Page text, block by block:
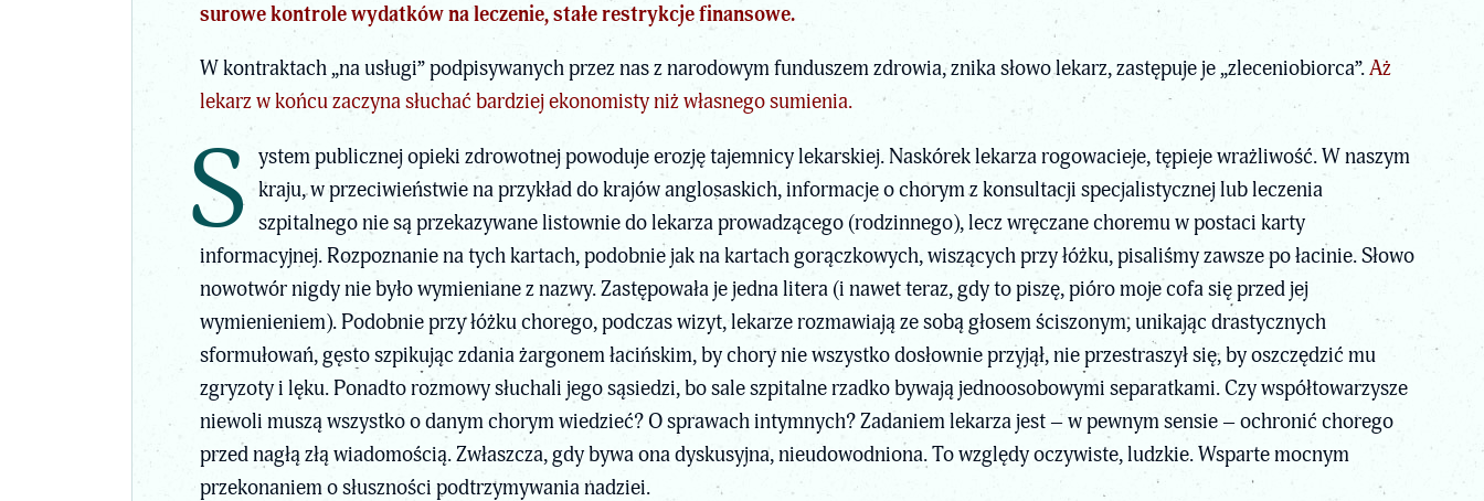
surowe kontrole wydatków na leczenie, stałe restrykcje finansowe.
W kontraktach „na usługi” podpisywanych przez nas z narodowym funduszem zdrowia, znika słowo lekarz, zastępuje je „zleceniobiorca”.Aż
lekarz w końcu zaczyna słuchać bardziej ekonomisty niż własnego sumienia.
S ystem publicznej opieki zdrowotnej powoduje erozję tajemnicy lekarskiej. Naskórek lekarza rogowacieje, tępieje wrażliwość. W naszym
kraju, w przeciwieństwie na przykład do krajów anglosaskich, informacje o chorym z konsultacji specjalistycznej lub leczenia
szpitalnego nie są przekazywane listownie do lekarza prowadzącego (rodzinnego), lecz wręczane choremu w postaci karty
informacyjnej. Rozpoznanie na tych kartach, podobnie jak na kartach gorączkowych, wiszących przy łóżku, pisaliśmy zawsze po łacinie. Słowo
nowotwór nigdy nie było wymieniane z nazwy. Zastępowała je jedna litera (i nawet teraz, gdy to piszę, pióro moje cofa się przed jej
wymienieniem). Podobnie przy łóżku chorego, podczas wizyt, lekarze rozmawiają ze sobą głosem ściszonym, unikając drastycznych
sformułowań, gęsto szpikując zdania żargonem łacińskim, by chory nie wszystko dosłownie przyjął, nie przestraszył się, by oszczędzić mu
zgryzoty i lęku. Ponadto rozmowy słuchali jego sąsiedzi, bo sale szpitalne rzadko bywają jednoosobowymi separatkami. Czy współtowarzysze
niewoli muszą wszystko o danym chorym wiedzieć? O sprawach intymnych? Zadaniem lekarza jest – w pewnym sensie – ochronić chorego
przed nagłą złą wiadomością. Zwłaszcza, gdy bywa ona dyskusyjna, nieudowodniona. To względy oczywiste, ludzkie. Wsparte mocnym
przekonaniem o słuszności podtrzymywania nadziei.